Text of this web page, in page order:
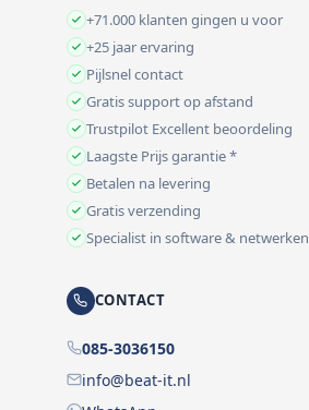
+71.000 klanten gingen u voor
+25 jaar ervaring
Pijlsnel contact
Gratis support op afstand
Trustpilot Excellent beoordeling
Laagste Prijs garantie *
Betalen na levering
Gratis verzending
Specialist in software & netwerken
CONTACT
085-3036150
info@beat-it.nl